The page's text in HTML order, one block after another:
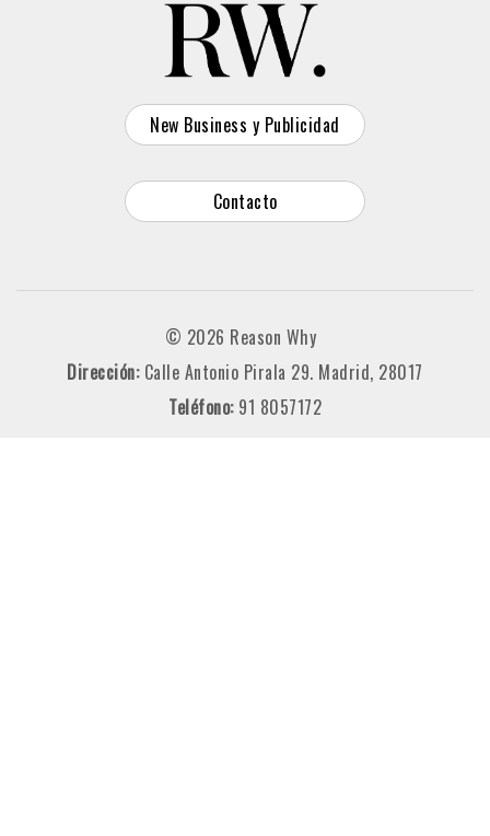
New Business y Publicidad
Contacto
© 2026 Reason Why
Dirección: Calle Antonio Pirala 29. Madrid, 28017
Teléfono: 91 8057172